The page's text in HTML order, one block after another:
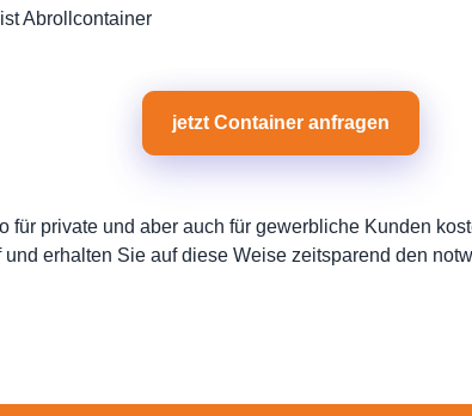
Abrollcontainer
jetzt Container anfragen
für private und aber auch für gewerbliche Kunden
erhalten Sie auf diese Weise zeitsparend den